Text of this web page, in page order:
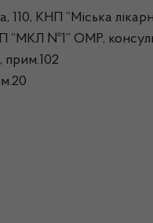
КНП “Міська
№1” ОМР,